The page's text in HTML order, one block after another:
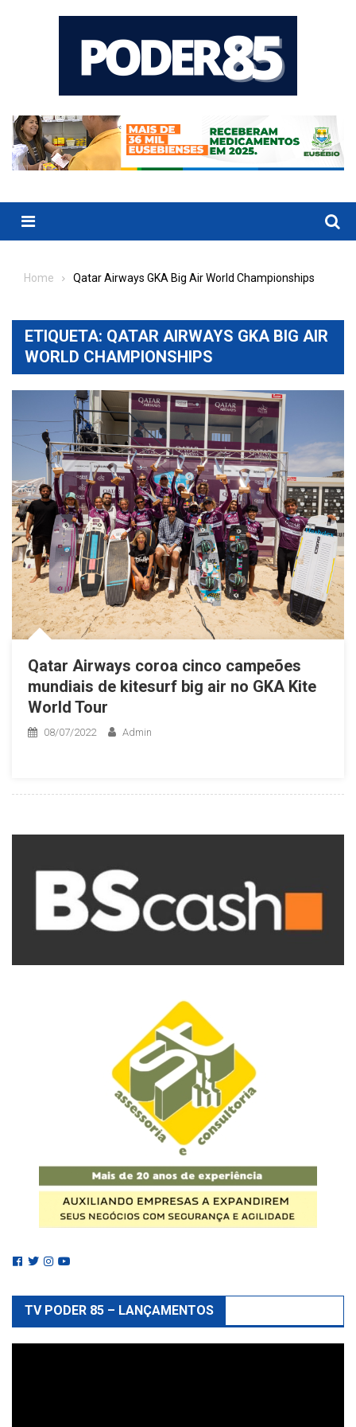
Menu
Home Qatar Airways GKA Big Air World Championships
ETIQUETA: QATAR AIRWAYS GKA BIG AIR
WORLD CHAMPIONSHIPS
Qatar Airways coroa cinco campeões
mundiais de kitesurf big air no GKA Kite
World Tour
08/07/2022 Admin
TV PODER 85 – LANÇAMENTOS